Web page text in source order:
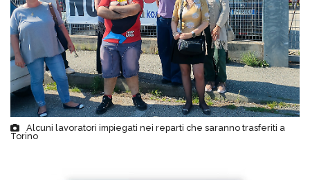
Alcuni lavoratori impiegati nei reparti che saranno trasferiti a
Torino